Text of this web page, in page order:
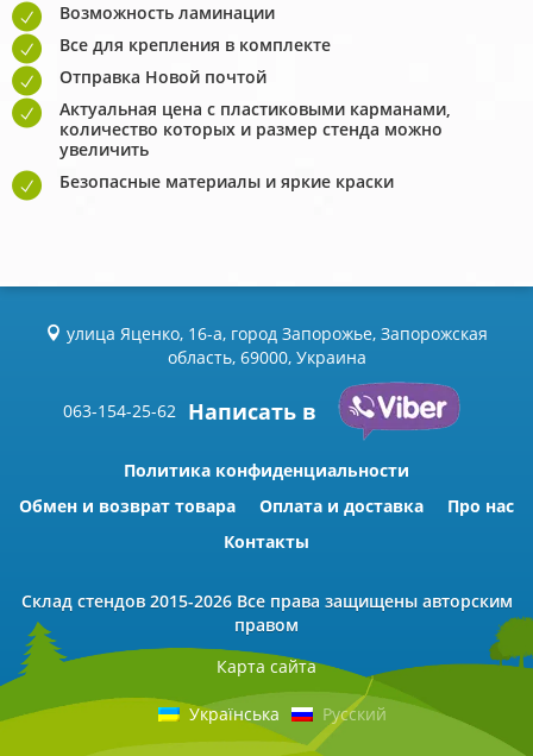
Возможность ламинации
Все для крепления в комплекте
Отправка Новой почтой
Актуальная цена с пластиковыми карманами,
количество которых и размер стенда можно
увеличить
Безопасные материалы и яркие краски
улица Яценко, 16-а, город Запорожье, Запорожская
область, 69000, Украина
063-154-25-62 Написать в
Политика конфиденциальности
Обмен и возврат товара
Оплата и доставка
Про нас
Контакты
Склад стендов2015-2026 Всe права защищены авторским
правом
Карта сайта
Українська Русский